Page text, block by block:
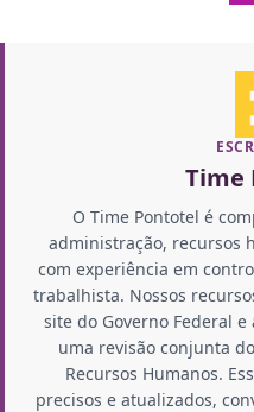
Time
O Time Pontotel é
administração, recursos
com experiência em
trabalhista. Nossos
site do Governo Federal e
uma revisão conjunta
Recursos Humanos.
precisos e atualizados,